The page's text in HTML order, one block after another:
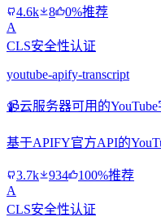
4.6k 8
0%推荐
A
CLS安全性认证
youtube-apify-transcript
📹云服务器可用的
基于APIFY官方API的
3.7k 934
100%推荐
A
CLS安全性认证